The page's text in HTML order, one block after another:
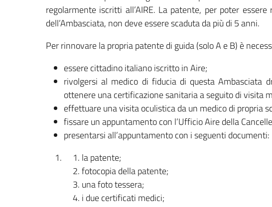
regolarmente iscritti all’AIRE. La patente, per poter
dell’Ambasciata, non deve essere scaduta da più di 5 anni.
Per rinnovare la propria patente di guida (solo A e B) è
essere cittadino italiano iscritto in Aire;
rivolgersi al medico di fiducia di questa Ambasciata
ottenere una certificazione sanitaria a seguito di visita
effettuare una visita oculistica da un medico di propria
fissare un appuntamento con l’Ufficio Aire della
presentarsi all’appuntamento con i seguenti documenti:
la patente;
fotocopia della patente;
una foto tessera;
i due certificati medici;